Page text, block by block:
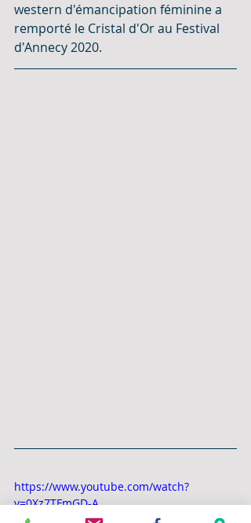
western d'émancipation féminine a
remporté le Cristal d'Or au Festival
d'Annecy 2020.
https://www.youtube.com/watch?
v=0Xz7TFmGD-A